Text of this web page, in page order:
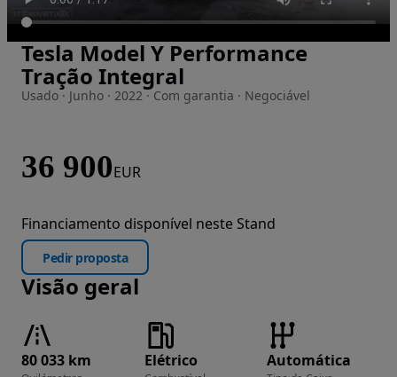
Imagem 1 de 20
Tesla Model Y Performance
Tração Integral
Usado · Junho · 2022 · Com garantia · Negociável
36 900EUR
Financiamento disponível neste Stand
Pedir proposta
Visão geral
80 033 km Elétrico Automática